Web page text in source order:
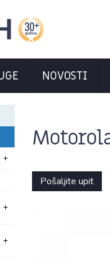
NOVOSTI
Pošaljite upit